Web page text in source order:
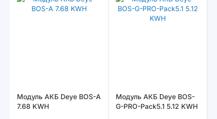
Модуль АКБ Deye BOS-A
7.68 KWH
Модуль АКБ Deye BOS-
G-PRO-Pack5.1 5.12 KWH